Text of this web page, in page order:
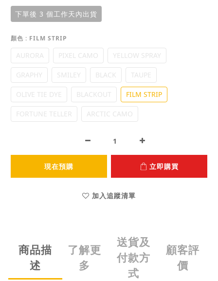
下單後 3 個工作天內出貨
顏色 : FILM STRIP
AURORA PIXEL CAMO YELLOW SPRAY
GRAPHY SMILEY BLACK TAUPE
OLIVE TIE DYE BLACKOUT FILM STRIP
FORTUNE TELLER ARCTIC CAMO
現在預購 立即購買
加入追蹤清單
商品描
述
了解更
多
送貨及
付款方
式
顧客評
價